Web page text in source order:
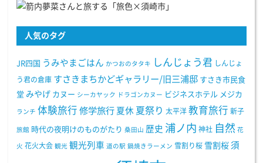
人気のタグ
JR四国 うみやまごはん かつおのタタキ しんじょう君 しんじょ
う君の倉庫 すさきまちかどギャラリー/旧三浦邸 すさき市民食
堂 みやげ カヌー シーカヤック ドラゴンカヌー ビジネスホテル メジカ
ランチ 体験旅行 修学旅行 夏休 夏祭り 太平洋 教育旅行 新子
旅館 時代の夜明けのものがたり 桑田山 歴史 浦ノ内 神社 自然 花
火 花火大会 観光 観光列車 道の駅 鍋焼きラーメン 雪割り桜 雪割桜 須